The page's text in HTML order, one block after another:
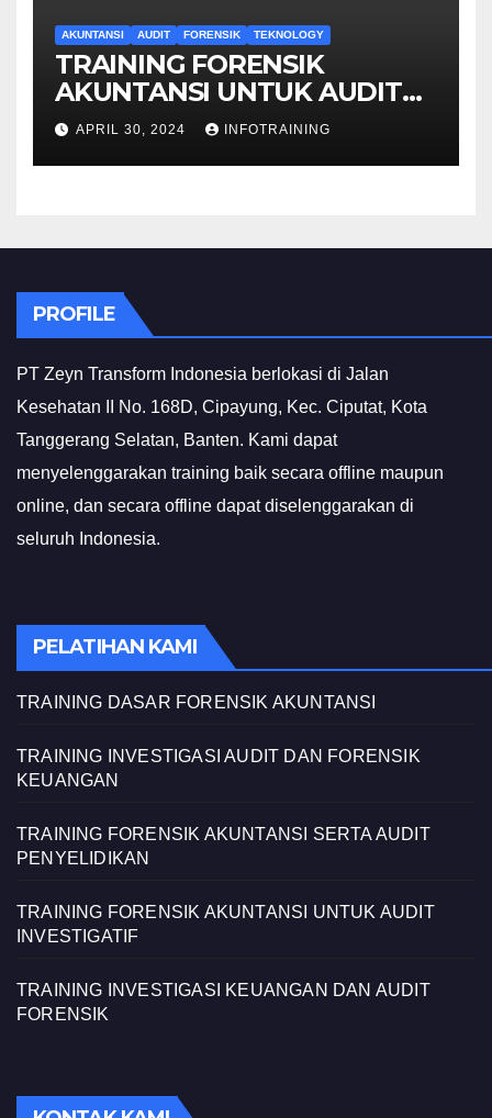
AKUNTANSI AUDIT FORENSIK TEKNOLOGY
TRAINING FORENSIK
AKUNTANSI UNTUK AUDIT
INVESTIGATIF
APRIL 30, 2024 INFOTRAINING
PROFILE
PT Zeyn Transform Indonesia berlokasi di Jalan
Kesehatan II No. 168D, Cipayung, Kec. Ciputat, Kota
Tanggerang Selatan, Banten. Kami dapat
menyelenggarakan training baik secara offline maupun
online, dan secara offline dapat diselenggarakan di
seluruh Indonesia.
PELATIHAN KAMI
TRAINING DASAR FORENSIK AKUNTANSI
TRAINING INVESTIGASI AUDIT DAN FORENSIK
KEUANGAN
TRAINING FORENSIK AKUNTANSI SERTA AUDIT
PENYELIDIKAN
TRAINING FORENSIK AKUNTANSI UNTUK AUDIT
INVESTIGATIF
TRAINING INVESTIGASI KEUANGAN DAN AUDIT
FORENSIK